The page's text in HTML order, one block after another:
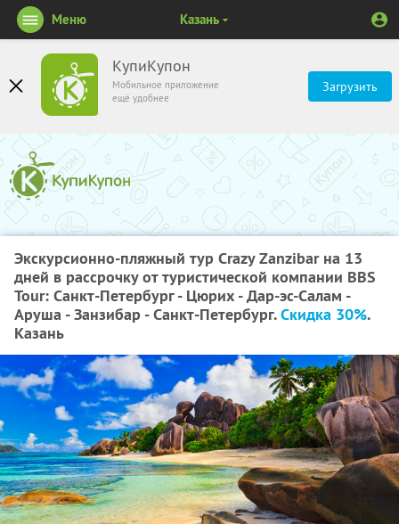
КупиКупон
Мобильное приложение
ещё удобнее
Загрузить
Меню Казань
Экскурсионно-пляжный тур Crazy Zanzibar на 13
дней в рассрочку от туристической компании BBS
Tour: Санкт-Петербург - Цюрих - Дар-эс-Салам -
Аруша - Занзибар - Санкт-Петербург.Скидка 30%.
Казань